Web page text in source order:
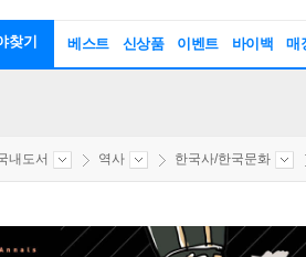
찾기 베스트 신상품 이벤트 바이백 매
내도서 역사 한국사/한국문화